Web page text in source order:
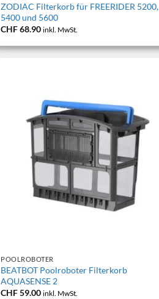
ZODIAC Filterkorb für FREERIDER 5200,
5400 und 5600
CHF68.90 inkl. MwSt.
POOLROBOTER
BEATBOT Poolroboter Filterkorb
AQUASENSE 2
CHF59.00 inkl. MwSt.